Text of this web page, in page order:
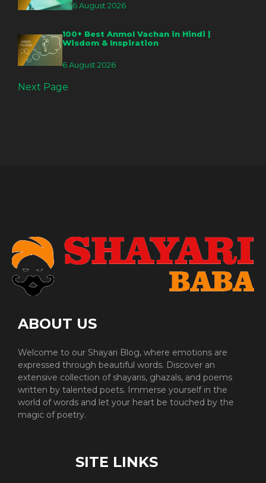
6 August 2026
100+ Best Anmol Vachan in Hindi |
Wisdom & Inspiration
6 August 2026
Next Page
ABOUT US
Welcome to our Shayari Blog, where emotions are
expressed through beautiful words. Discover an
extensive collection of shayaris, ghazals, and poems
written by talented poets. Immerse yourself in the
world of words and let your heart be touched by the
magic of poetry.
SITE LINKS